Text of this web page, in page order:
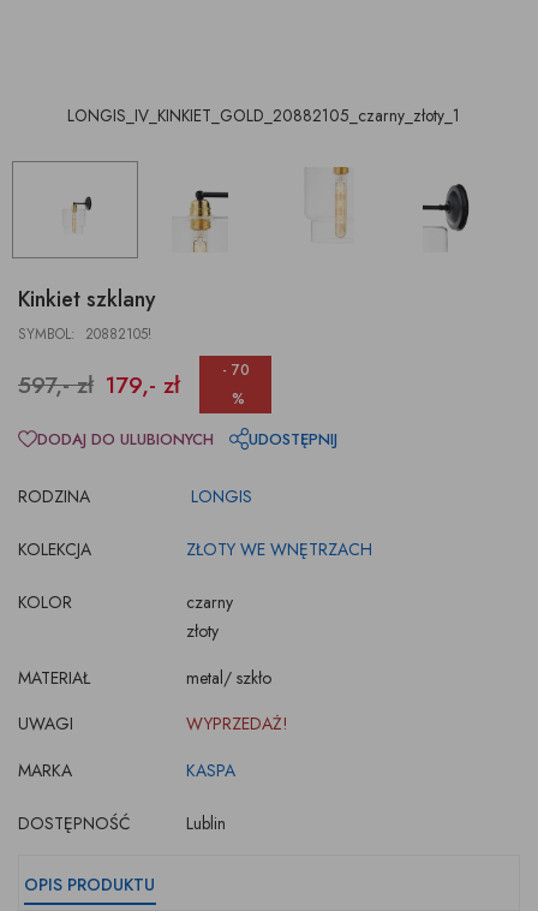
LONGIS_IV_KINKIET_GOLD_20882105_czarny_złoty_1
Kinkiet szklany
SYMBOL: 20882105!
597,- zł 179,- zł
- 70
%
RODZINA LONGIS
KOLEKCJA ZŁOTY WE WNĘTRZACH
KOLOR
czarny
złoty
MATERIAŁ
metal/ szkło
UWAGI
WYPRZEDAŻ!
MARKA
KASPA
DOSTĘPNOŚĆ Lublin
DODAJ DO ULUBIONYCH UDOSTĘPNIJ
OPIS PRODUKTU